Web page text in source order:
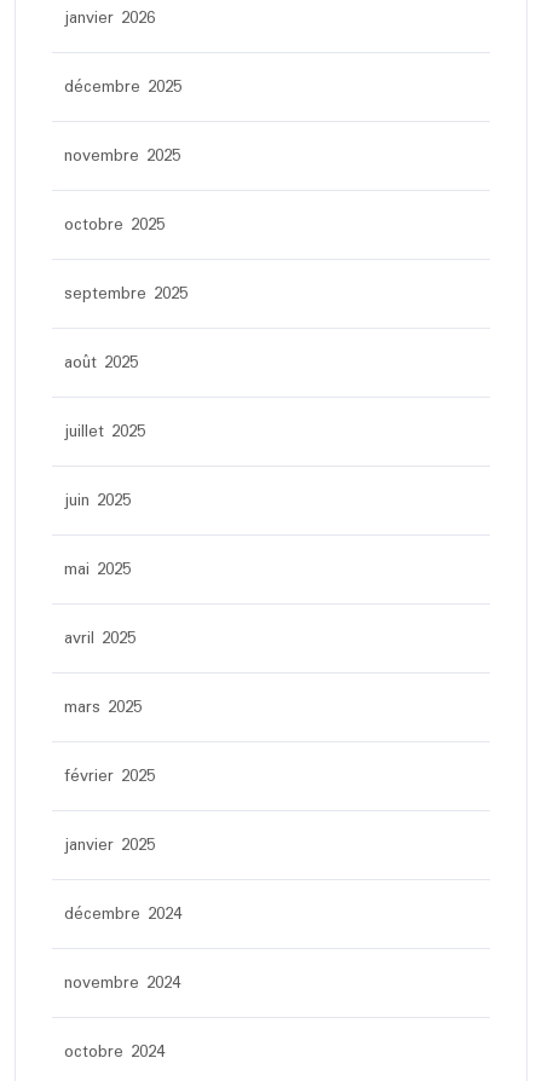
janvier 2026
décembre 2025
novembre 2025
octobre 2025
septembre 2025
août 2025
juillet 2025
juin 2025
mai 2025
avril 2025
mars 2025
février 2025
janvier 2025
décembre 2024
novembre 2024
octobre 2024